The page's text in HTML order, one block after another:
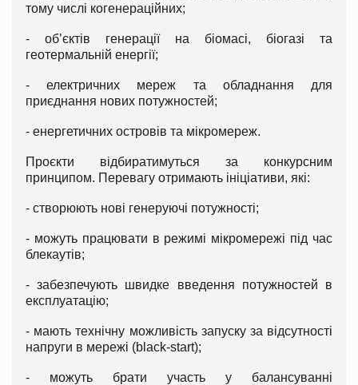
тому числі когенераційних;
- об’єктів генерації на біомасі, біогазі та
геотермальній енергії;
- електричних мереж та обладнання для
приєднання нових потужностей;
- енергетичних островів та мікромереж.
Проєкти відбиратимуться за конкурсним
принципом. Перевагу отримають ініціативи, які:
- створюють нові генеруючі потужності;
- можуть працювати в режимі мікромережі під час
блекаутів;
- забезпечують швидке введення потужностей в
експлуатацію;
- мають технічну можливість запуску за відсутності
напруги в мережі (black-start);
- можуть брати участь у балансуванні